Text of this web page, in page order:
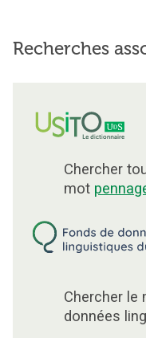
Recherches
Chercher
mot
Chercher le
données